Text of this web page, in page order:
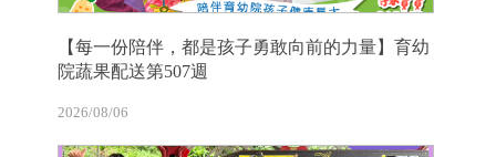
【每一份陪伴，都是孩子勇敢向前的力量】育幼
院蔬果配送第507週
2026/08/06